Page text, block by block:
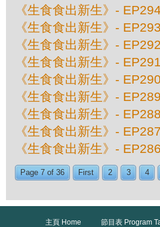
《生食食出新生》-
《生食食出新生》-
《生食食出新生》-
《生食食出新生》-
《生食食出新生》-
《生食食出新生》-
《生食食出新生》-
《生食食出新生》-
《生食食出新生》-
Page 7 of 36 First 2 3 4
主頁 Home 節目表 Program